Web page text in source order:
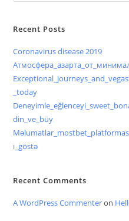
Recent Posts
Coronavirus disease 2019
_today
din_ve_büy
ı_göstə
Recent Comments
A WordPress Commenteron